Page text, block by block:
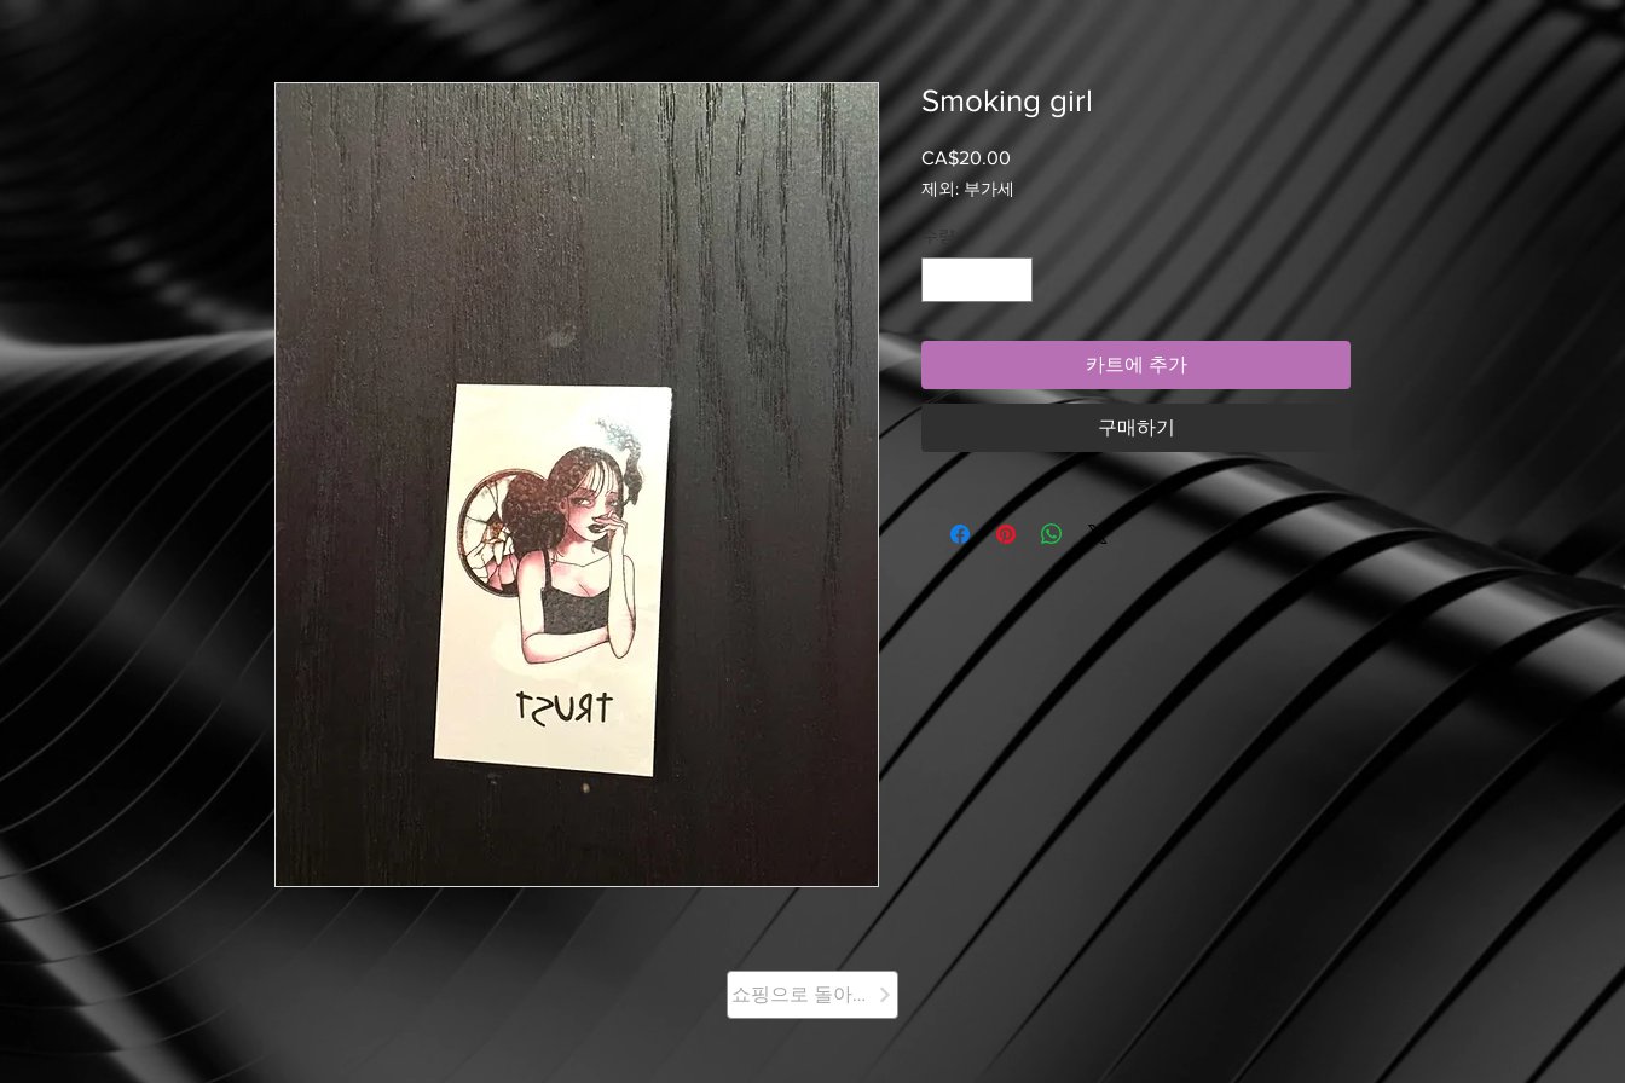
Smoking girl
CA$20.00
격
제외: 부가세
수량 *
카트에 추가
구매하기
쇼핑으로 돌아가기